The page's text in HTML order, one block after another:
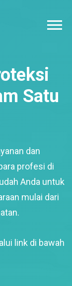
Satu
dan
profesi di
Anda untuk
mulai dari
link di bawah